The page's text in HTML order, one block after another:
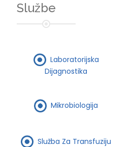
Službe
Laboratorijska
Dijagnostika
Mikrobiologija
Služba Za Transfuziju